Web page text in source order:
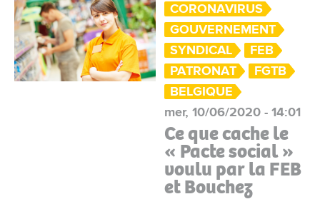
CORONAVIRUS
GOUVERNEMENT
SYNDICAL
FEB
PATRONAT
FGTB
BELGIQUE
mer, 10/06/2020 - 14:01
Ce que cache le
« Pacte social »
voulu par la FEB
et Bouchez